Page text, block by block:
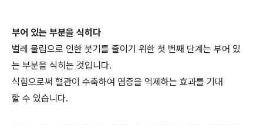
부어 있는 부분을 식히다
벌레 물림으로 인한 붓기를 줄이기 위한 첫 번째 단계는 부어 있
는 부분을 식히는 것입니다.
식힘으로써 혈관이 수축하여 염증을 억제하는 효과를 기대
할 수 있습니다.